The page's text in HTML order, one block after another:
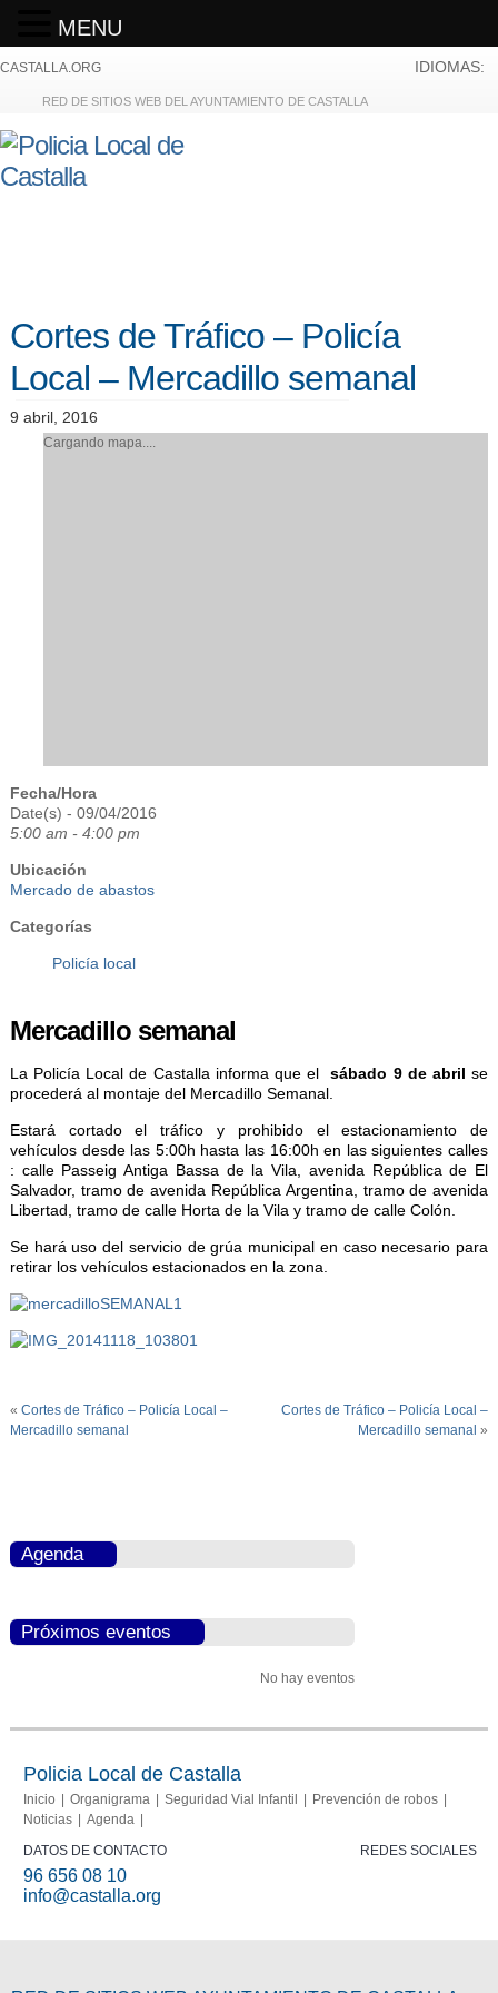
CASTALLA.ORG
RED DE SITIOS WEB DEL AYUNTAMIENTO DE CASTALLA
IDIOMAS:
Cortes de Tráfico – Policía
Local – Mercadillo semanal
9 abril, 2016
Cargando mapa....
Fecha/Hora
Date(s) - 09/04/2016
5:00 am - 4:00 pm
Ubicación
Mercado de abastos
Categorías
Policía local
Mercadillo semanal
La Policía Local de Castalla informa que el sábado 9 de abrilse
procederá al montaje del Mercadillo Semanal.
Estará cortado el tráfico y prohibido el estacionamiento de
vehículos desde las 5:00h hasta las 16:00h en las siguientes calles
: calle Passeig Antiga Bassa de la Vila, avenida República de El
Salvador, tramo de avenida República Argentina, tramo de avenida
Libertad, tramo de calle Horta de la Vila y tramo de calle Colón.
Se hará uso del servicio de grúa municipal en caso necesario para
retirar los vehículos estacionados en la zona.
« Cortes de Tráfico – Policía Local –
Mercadillo semanal
Cortes de Tráfico – Policía Local –
Mercadillo semanal »
Agenda
Próximos eventos
No hay eventos
Policia Local de Castalla
Inicio Organigrama Seguridad Vial Infantil
Prevención de robos
Noticias
Agenda
DATOS DE CONTACTO
96 656 08 10
info@castalla.org
REDES SOCIALES
MENU